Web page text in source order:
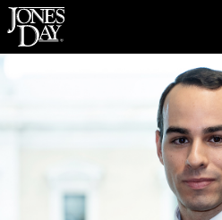
Skip to content